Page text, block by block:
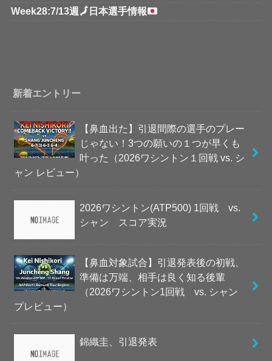
Week28:7/13週 🗾 日本選手情報
新着エントリー
【鼻血出た】引退間際の選手のプレー
じゃない！3つの願いの１つが早くも
叶った（2026ワシントン１回戦 vs. シ
ャン レビュー）
2026ワシントン(ATP500) 1回戦 vs.
シャン スコア実況
【鼻血対象試合】引退発表後の初戦、
準備は万端、相手は良く知る後輩
（2026ワシントン1回戦 vs. シャン
プレビュー）
錦織圭、引退発表